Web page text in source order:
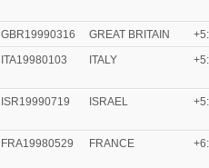
GBR19990316 GREAT BRITAIN
ITA19980103 ITALY
ISR19990719 ISRAEL
FRA19980529 FRANCE